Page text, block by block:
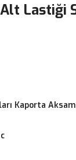
Alt Lastiği
Kaporta